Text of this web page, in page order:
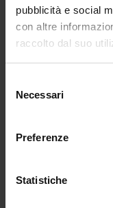
pubblicità e social
con altre
raccolto dal suo
delNecessari
Preferenze
Statistiche
Molti altri,
pragmatico, si
aspetti
chance di
meno teoria e
Con Noi della
Il piano